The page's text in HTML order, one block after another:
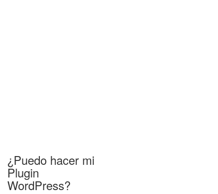
¿Puedo hacer mi
Plugin
WordPress?